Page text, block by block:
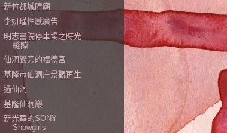
新竹都城隍廟
李妍瑾性感廣告
明志書院停車場之時光
縫隙
仙洞巖旁的福德宮
基隆市仙洞庄景觀再生
過仙洞
基隆仙洞巖
新光華的SONY
Showgirls